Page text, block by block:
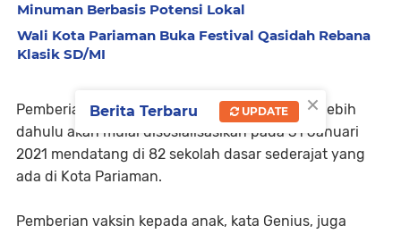
Minuman Berbasis Potensi Lokal
Wali Kota Pariaman Buka Festival Qasidah Rebana
Klasik SD/MI
Pemberian vaksin pada anak usia tersebut terlebih
dahulu akan mulai disosialisasikan pada 31 Januari
2021 mendatang di 82 sekolah dasar sederajat yang
ada di Kota Pariaman.
Pemberian vaksin kepada anak, kata Genius, juga
×
Berita Terbaru UPDATE